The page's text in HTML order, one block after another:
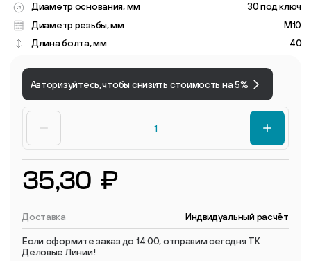
Диаметр основания, мм
30 под ключ
Диаметр резьбы, мм
M10
Длина болта, мм
40
Авторизуйтесь, чтобы снизить стоимость на 5%
35,30 ₽
Доставка Индвидуальный расчёт
Если оформите заказ до 14:00, отправим сегодня ТК
Деловые Линии!